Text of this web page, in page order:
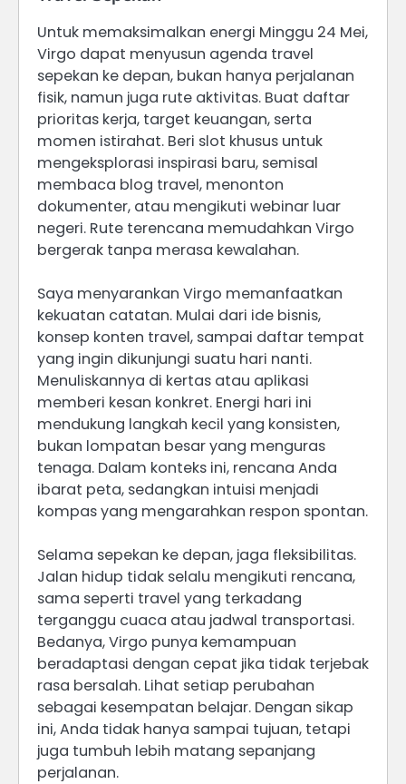
Untuk memaksimalkan energi Minggu 24 Mei,
Virgo dapat menyusun agenda travel
sepekan ke depan, bukan hanya perjalanan
fisik, namun juga rute aktivitas. Buat daftar
prioritas kerja, target keuangan, serta
momen istirahat. Beri slot khusus untuk
mengeksplorasi inspirasi baru, semisal
membaca blog travel, menonton
dokumenter, atau mengikuti webinar luar
negeri. Rute terencana memudahkan Virgo
bergerak tanpa merasa kewalahan.
Saya menyarankan Virgo memanfaatkan
kekuatan catatan. Mulai dari ide bisnis,
konsep konten travel, sampai daftar tempat
yang ingin dikunjungi suatu hari nanti.
Menuliskannya di kertas atau aplikasi
memberi kesan konkret. Energi hari ini
mendukung langkah kecil yang konsisten,
bukan lompatan besar yang menguras
tenaga. Dalam konteks ini, rencana Anda
ibarat peta, sedangkan intuisi menjadi
kompas yang mengarahkan respon spontan.
Selama sepekan ke depan, jaga fleksibilitas.
Jalan hidup tidak selalu mengikuti rencana,
sama seperti travel yang terkadang
terganggu cuaca atau jadwal transportasi.
Bedanya, Virgo punya kemampuan
beradaptasi dengan cepat jika tidak terjebak
rasa bersalah. Lihat setiap perubahan
sebagai kesempatan belajar. Dengan sikap
ini, Anda tidak hanya sampai tujuan, tetapi
juga tumbuh lebih matang sepanjang
perjalanan.